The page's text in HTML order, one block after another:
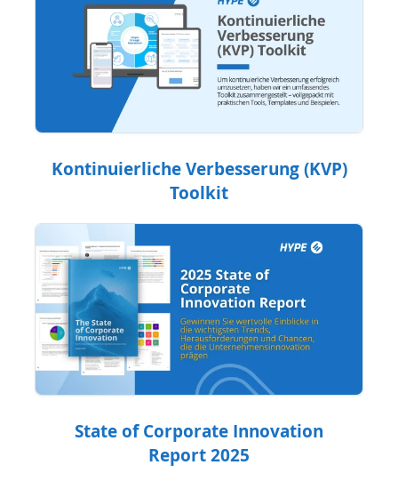
Kontinuierliche Verbesserung (KVP)
Toolkit
State of Corporate Innovation
Report 2025